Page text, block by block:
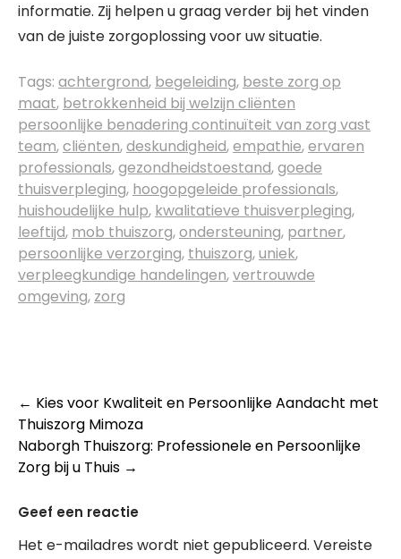
informatie. Zij helpen u graag verder bij het vinden
van de juiste zorgoplossing voor uw situatie.
Tags: achtergrond, begeleiding, beste zorg op
maat, betrokkenheid bij welzijn cliënten
persoonlijke benadering continuïteit van zorg vast
team,cliënten,deskundigheid,empathie,ervaren
professionals,gezondheidstoestand,goede
thuisverpleging, hoogopgeleide professionals,
huishoudelijke hulp, kwalitatieve thuisverpleging,
leeftijd, mob thuiszorg,ondersteuning, partner,
persoonlijke verzorging, thuiszorg,uniek,
verpleegkundige handelingen,vertrouwde
omgeving, zorg
Post
navigation
← Kies voor Kwaliteit en Persoonlijke Aandacht met
Thuiszorg Mimoza
Naborgh Thuiszorg: Professionele en Persoonlijke
Zorg bij u Thuis →
Geef een reactie
Het e-mailadres wordt niet gepubliceerd. Vereiste